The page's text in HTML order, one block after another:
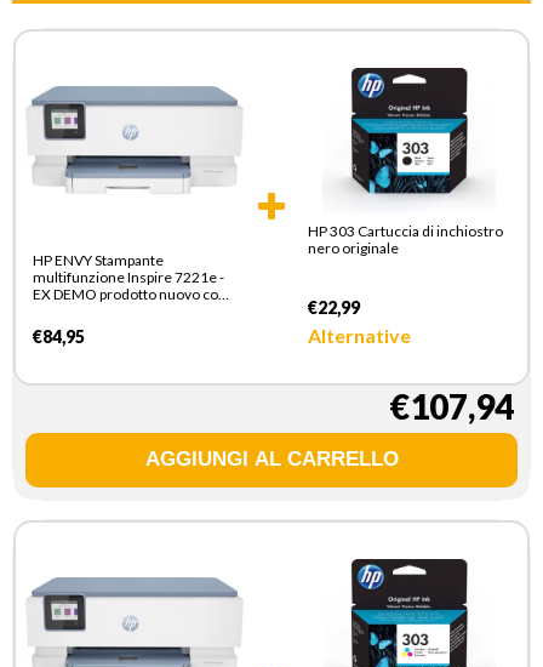
HP ENVY Stampante
multifunzione Inspire 7221e -
EX DEMO prodotto nuovo con
€84,95
HP 303 Cartuccia di inchiostro
nero originale
€22,99
Alternative
€107,94